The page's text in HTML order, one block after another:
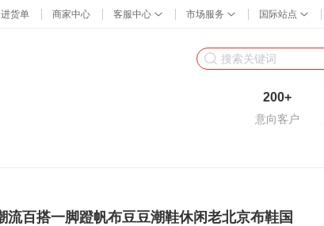
200+
意向客户
流百搭一脚蹬帆布豆豆潮鞋休闲老北京布鞋国